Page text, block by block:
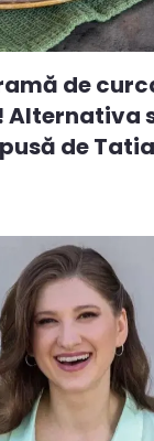
de
Alternativa
de